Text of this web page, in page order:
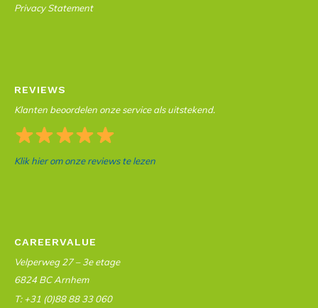
Privacy Statement
REVIEWS
Klanten beoordelen onze service als uitstekend.
Klik hier om onze reviews te lezen
CAREERVALUE
Velperweg 27 – 3e etage
6824 BC Arnhem
T: +31 (0)88 88 33 060